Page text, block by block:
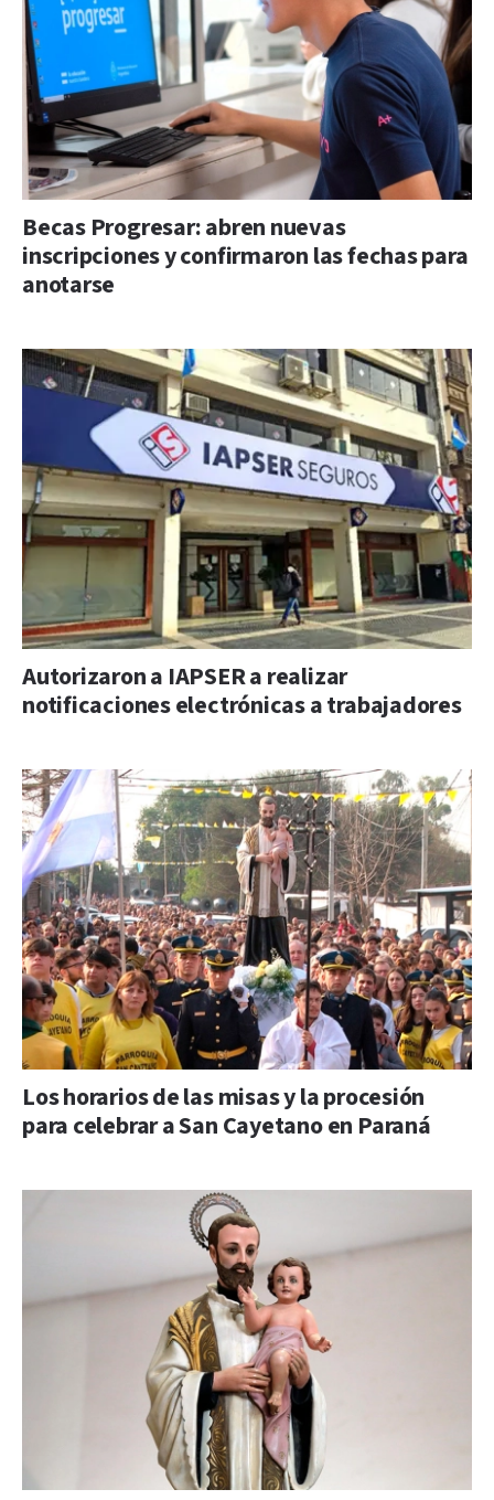
Becas Progresar: abren nuevas
inscripciones y confirmaron las fechas para
anotarse
Autorizaron a IAPSER a realizar
notificaciones electrónicas a trabajadores
Los horarios de las misas y la procesión
para celebrar a San Cayetano en Paraná